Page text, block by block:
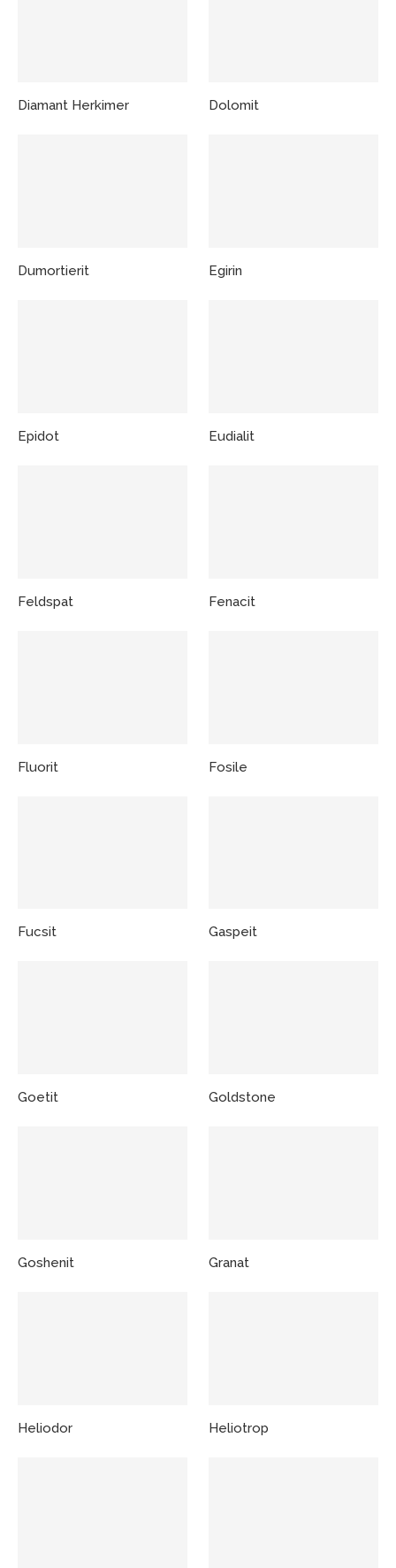
Diamant Herkimer Dolomit
Dumortierit Egirin
Epidot Eudialit
Feldspat Fenacit
Fluorit Fosile
Fucsit Gaspeit
Goetit Goldstone
Goshenit Granat
Heliodor Heliotrop